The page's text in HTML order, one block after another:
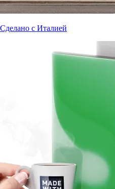
Сделано с Италией